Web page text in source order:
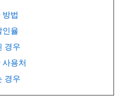
방법
인율
경우
용처
경우